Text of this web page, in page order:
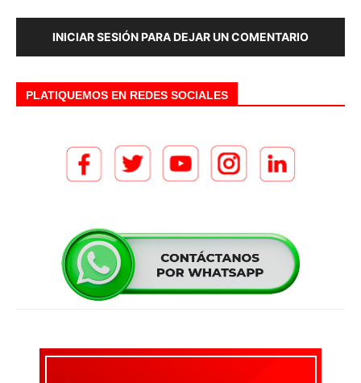
INICIAR SESIÓN PARA DEJAR UN COMENTARIO
PLATIQUEMOS EN REDES SOCIALES